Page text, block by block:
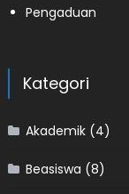
Pengaduan
Kategori
Akademik(4)
Beasiswa (8)